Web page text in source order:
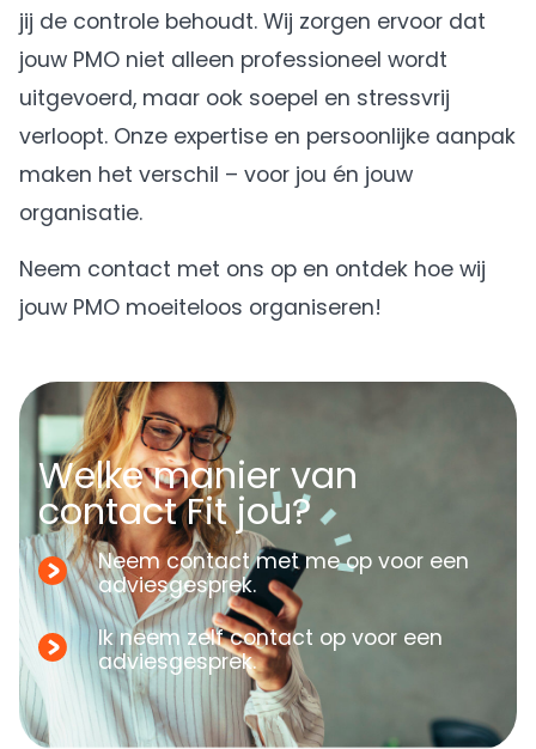
jij de controle behoudt. Wij zorgen ervoor dat
jouw PMO niet alleen professioneel wordt
uitgevoerd, maar ook soepel en stressvrij
verloopt. Onze expertise en persoonlijke aanpak
maken het verschil – voor jou én jouw
organisatie.
Neem contact met ons op en ontdek hoe wij
jouw PMO moeiteloos organiseren!
Welke manier van
contact Fit jou?
Neem contact met me op voor een
adviesgesprek.
Ik neem zelf contact op voor een
adviesgesprek.